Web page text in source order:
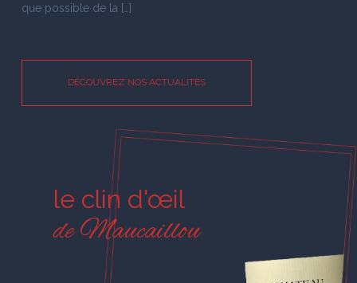
que possible de la […]
DÉCOUVREZ NOS ACTUALITÉS
le clin d'œil
de Maucaillou